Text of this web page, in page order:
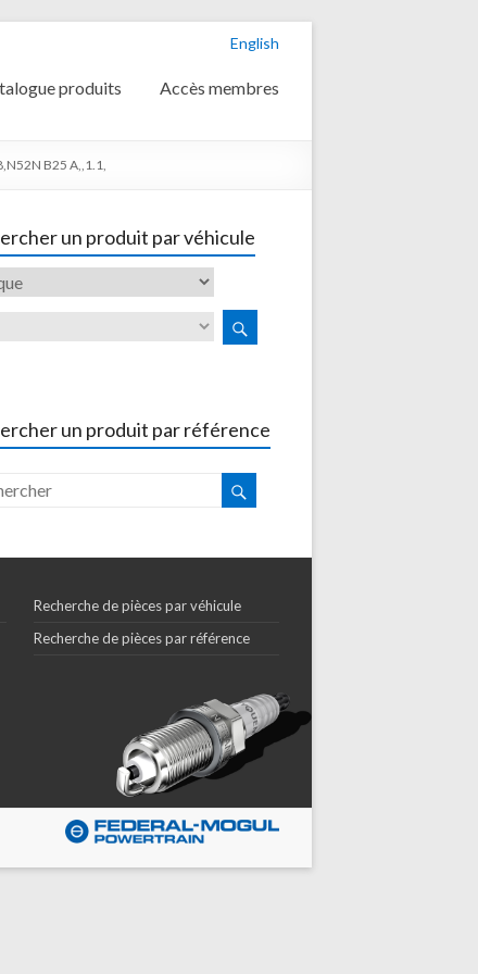
English
produits Accès membres
B25 A,,1.1,
un produit par véhicule
un produit par référence
Recherche de pièces par véhicule
Recherche de pièces par référence